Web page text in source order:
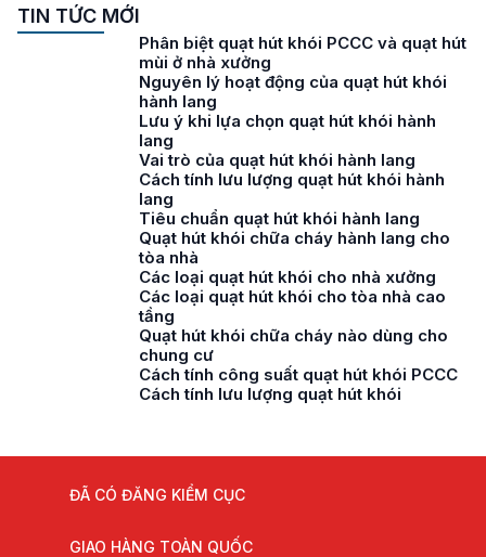
TIN TỨC MỚI
Phân biệt quạt hút khói PCCC và quạt hút
mùi ở nhà xưởng
Nguyên lý hoạt động của quạt hút khói
hành lang
Lưu ý khi lựa chọn quạt hút khói hành
lang
Vai trò của quạt hút khói hành lang
Cách tính lưu lượng quạt hút khói hành
lang
Tiêu chuẩn quạt hút khói hành lang
Quạt hút khói chữa cháy hành lang cho
tòa nhà
Các loại quạt hút khói cho nhà xưởng
Các loại quạt hút khói cho tòa nhà cao
tầng
Quạt hút khói chữa cháy nào dùng cho
chung cư
Cách tính công suất quạt hút khói PCCC
Cách tính lưu lượng quạt hút khói
ĐÃ CÓ ĐĂNG KIỂM CỤC
GIAO HÀNG TOÀN QUỐC